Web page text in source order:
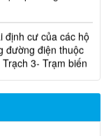
cư của các hộ
đường điện thuộc
3- Trạm biến
dự án nâng cấp
ra Quốc lộ